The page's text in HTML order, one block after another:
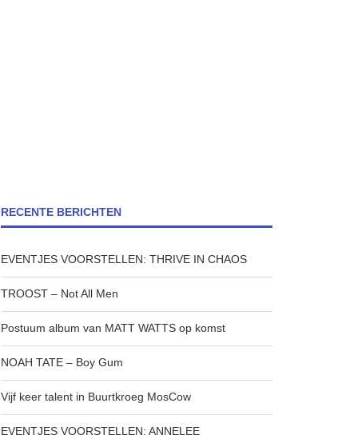
RECENTE BERICHTEN
EVENTJES VOORSTELLEN: THRIVE IN CHAOS
TROOST – Not All Men
Postuum album van MATT WATTS op komst
NOAH TATE – Boy Gum
Vijf keer talent in Buurtkroeg MosCow
EVENTJES VOORSTELLEN: ANNELEE